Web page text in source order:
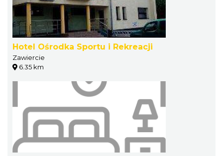
Hotel Ośrodka Sportu i Rekreacji
Zawiercie
6.35 km